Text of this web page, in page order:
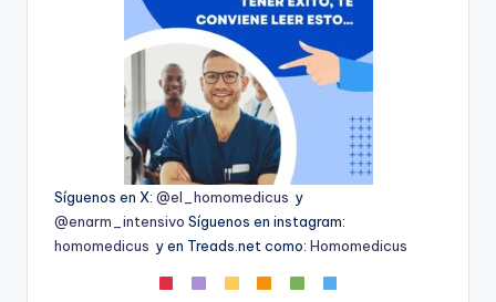
Síguenos en X: @el_homomedicus y
@enarm_intensivo Síguenos en instagram:
homomedicus y en Treads.net como: Homomedicus